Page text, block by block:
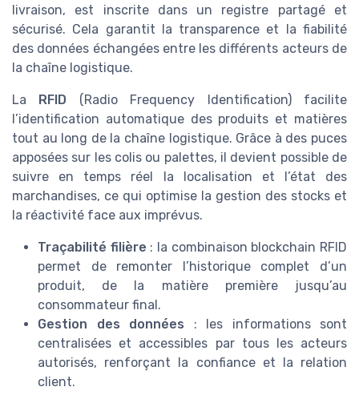
livraison, est inscrite dans un registre partagé et
sécurisé. Cela garantit la transparence et la fiabilité
des données échangées entre les différents acteurs de
la chaîne logistique.
La RFID (Radio Frequency Identification) facilite
l’identification automatique des produits et matières
tout au long de la chaîne logistique. Grâce à des puces
apposées sur les colis ou palettes, il devient possible de
suivre en temps réel la localisation et l’état des
marchandises, ce qui optimise la gestion des stocks et
la réactivité face aux imprévus.
Traçabilité filière : la combinaison blockchain RFID
permet de remonter l’historique complet d’un
produit, de la matière première jusqu’au
consommateur final.
Gestion des données : les informations sont
centralisées et accessibles par tous les acteurs
autorisés, renforçant la confiance et la relation
client.